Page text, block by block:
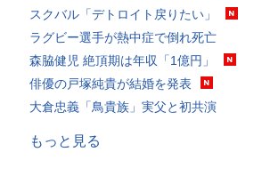
スクバル「デトロイト戻りたい」
ラグビー選手が熱中症で倒れ死亡
森脇健児 絶頂期は年収「1億円」
俳優の戸塚純貴が結婚を発表
大倉忠義「鳥貴族」実父と初共演
もっと見る